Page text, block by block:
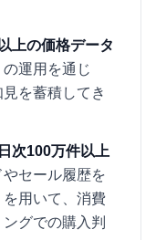
上の価格データ
運用を通じ
を蓄積してき
日次100万件以上
セール履歴を
用いて、消費
グでの購入判